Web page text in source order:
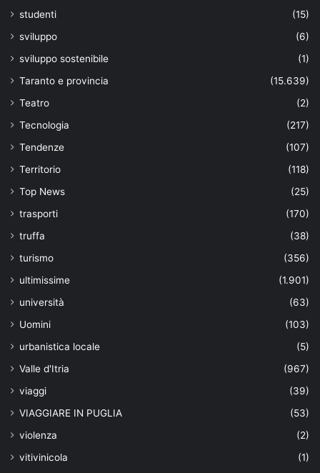
studenti
(15)
sviluppo
(6)
sviluppo sostenibile
(1)
Taranto e provincia
(15.639)
Teatro
(2)
Tecnologia
(217)
Tendenze
(107)
Territorio
(118)
Top News
(25)
trasporti
(170)
truffa
(38)
turismo
(356)
ultimissime
(1.901)
università
(63)
Uomini
(103)
urbanistica locale
(5)
Valle d'Itria
(967)
viaggi
(39)
VIAGGIARE IN PUGLIA
(53)
violenza
(2)
vitivinicola
(1)